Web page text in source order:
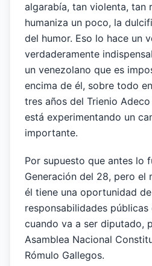
algarabía, tan violenta, tan
humaniza un poco, la
del humor. Eso lo hace un
verdaderamente
un venezolano que es
encima de él, sobre todo
tres años del Trienio
está experimentando un
importante.
Por supuesto que antes lo
Generación del 28, pero el
él tiene una oportunidad
responsabilidades públicas
cuando va a ser diputado,
Asamblea Nacional
Rómulo Gallegos.